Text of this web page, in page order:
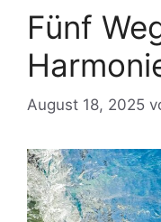
Fünf
August 18, 2025